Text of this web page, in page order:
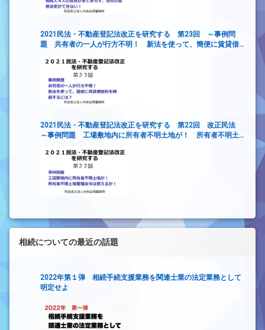
2021民法・不動産登記法改正を研究する 第23回 ～事例問
題 共有者の一人が行方不明！ 新法を使って、簡便に賃貸借
2021民法・不動産登記法改正を研究する 第22回 改正民法
～事例問題 工場敷地内に所有者不明土地が！ 所有者不明土
相続についての最近の話題
2022年第１弾 相続手続支援業務を関連士業の法定業務として
明定せよ